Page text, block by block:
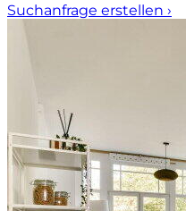
Suchanfrage erstellen ›